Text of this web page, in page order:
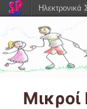
Μικροί
Ηλεκτρονικά